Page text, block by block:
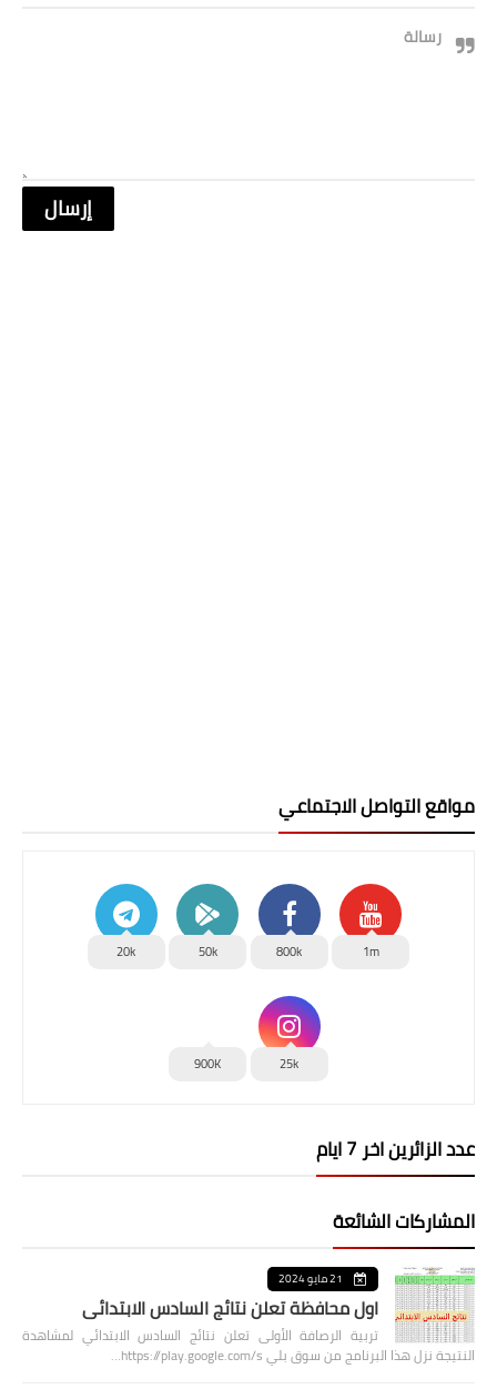
رسالة
مواقع التواصل الاجتماعي
1m
800k
50k
20k
25k
900K
عدد الزائرين اخر 7 ايام
المشاركات الشائعة
21 مايو 2024
اول محافظة تعلن نتائج السادس الابتدائي
تربية الرصافة الأولى تعلن نتائج السادس الابتدائي لمشاهدة
النتيجة نزل هذا البرنامج من سوق بلي https://play.google.com/s…